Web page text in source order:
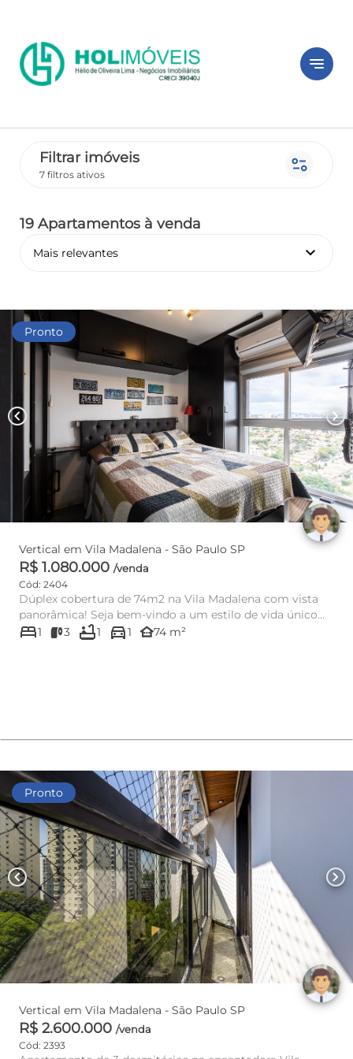
notes
Filtrar imóveis
7 filtros ativos page_info
19 Apartamentos à venda
Mais relevantes keyboard_arrow_down
Pronto
chevron_left chevron_right
Vertical em Vila Madalena - São Paulo SP
R$ 1.080.000 /venda
Cód: 2404
Dúplex cobertura de 74m2 na Vila Madalena com vista
panorâmica! Seja bem-vindo a um estilo de vida único
neste encantado...
bed1 3 bathtub1 directions_car1 other_houses74 m²
Pronto
chevron_left chevron_right
Vertical em Vila Madalena - São Paulo SP
R$ 2.600.000 /venda
Cód: 2393